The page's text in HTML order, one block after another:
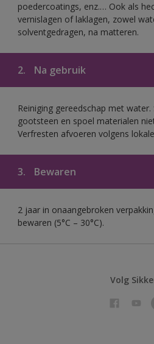
poedercoatings, enz.… Ook als
vernislagen of laklagen, zowel
solventgedragen, na matteren.
2. Na gebruik
Reiniging gereedschap met
gootsteen en spoel materialen
Verfresten afvoeren volgens
3. Bewaren
2 jaar in onaangebroken
bewaren (5°C – 30°C).
Volg